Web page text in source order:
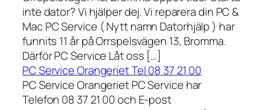
inte dator? Vi hjälper dej. Vi reparera din PC &
Mac PC Service ( Nytt namn Datorhjälp ) har
funnits 11 år på Orrspelsvägen 13, Bromma.
Därför PC Service Låt oss […]
PC Service Orangeriet Tel 08 37 21 00
PC Service Orangeriet PC Service har
Telefon 08 37 21 00 och E-post